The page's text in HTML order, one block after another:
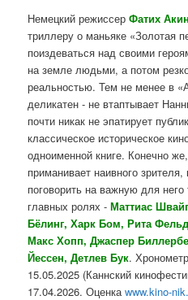
Немецкий режиссерФатих Акин
триллеру о маньяке «Золотая
поиздеваться над своими
на земле людьми, а потом
реальностью. Тем не менее в
деликатен - не втаптывает
почти никак не эпатирует
классическое историческое
одноименной книге. Конечно
приманивает наивного
поговорить на важную для
главных ролях -Маттиас
Бёлинг, Харк Бом, Рита
Макс Хопп, Джаспер
Йессен, Детлев Бук.
15.05.2025 (Каннский
17.04.2026. Оценкаwww.kino-